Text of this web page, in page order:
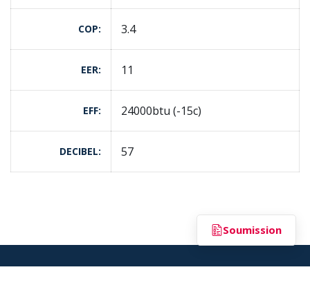
COP 3.4
EER 11
EFF 24000btu (-15c)
DECIBEL 57
RBQ 8342-0422-30 |Politique de confidentialité
Soumission